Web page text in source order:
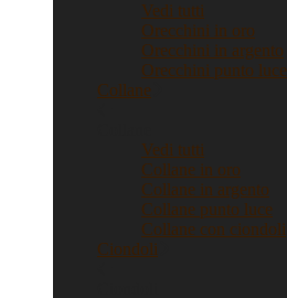
Vedi tutti
Orecchini in oro
Orecchini in argento
Orecchini punto luce
Collane
Vedi tutti
Collane in oro
Collane in argento
Collane punto luce
Collane con ciondoli
Ciondoli